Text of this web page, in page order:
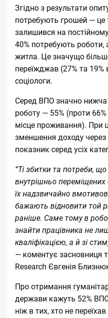
Згідно з результати
потребують грошей — це
залишився на
40% потребують роботи,
житла. Це значущо
переїжджав (27% та 19%
соціологи.
Серед ВПО значно
роботу — 55% (проти
місце проживання). При
зменшення доходу
показник серед усіх
“Ті збитки та потреби,
внутрішньо переміщених
їх надзвичайно
бажають відновити той
раніше. Саме тому в
знайти працівника не
кваліфікацією, а й зі
— коментує засновниця
Research Євгенія
Про отримання
держави кажуть 52%
ніж в тих, хто не